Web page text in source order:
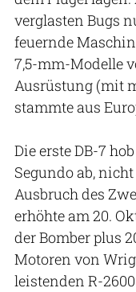
verglasten Bugs
feuernde
7,5-mm-Modelle
Ausrüstung (mit
stammte aus
Die erste DB-7
Segundo ab,
Ausbruch des
erhöhte am 20.
der Bomber plus
Motoren von
leistenden R-